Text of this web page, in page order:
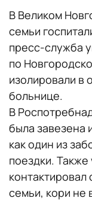
В Великом
семьи
пресс-служба
по
изолировали в
больнице.
В
была завезена
как один из
поездки. Также
семьи, кори не